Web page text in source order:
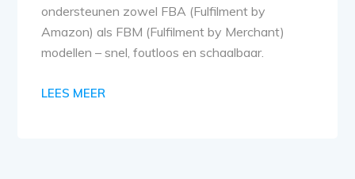
ondersteunen zowel FBA (Fulfilment by
Amazon) als FBM (Fulfilment by Merchant)
modellen – snel, foutloos en schaalbaar.
LEES MEER